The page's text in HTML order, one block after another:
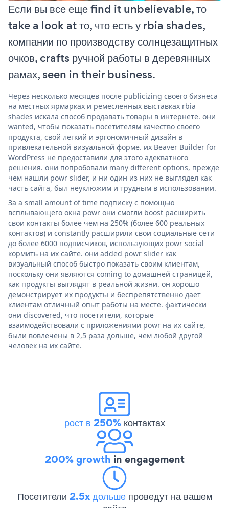
Если вы все еще find it unbelievable, то
take a look at то, что есть у rbia shades,
компании по производству солнцезащитных
очков, crafts ручной работы в деревянных
рамах, seen in their business.
Через несколько месяцев после publicizing своего бизнеса
на местных ярмарках и ремесленных выставках rbia
shades искала способ продавать товары в интернете. они
wanted, чтобы показать посетителям качество своего
продукта, свой легкий и эргономичный дизайн в
привлекательной визуальной форме. их Beaver Builder for
WordPress не предоставили для этого адекватного
решения. они попробовали many different options, прежде
чем нашли powr slider, и ни один из них не выглядел как
часть сайта, был неуклюжим и трудным в использовании.
За a small amount of time подписку с помощью
всплывающего окна powr они смогли boost расширить
свои контакты более чем на 250% (более 600 реальных
контактов) и constantly расширили свои социальные сети
до более 6000 подписчиков, использующих powr social
кормить на их сайте. они added powr slider как
визуальный способ быстро показать своим клиентам,
поскольку они являются coming to домашней страницей,
как продукты выглядят в реальной жизни. он хорошо
демонстрирует их продукты и беспрепятственно дает
клиентам отличный опыт работы на месте. фактически
они discovered, что посетители, которые
взаимодействовали с приложениями powr на их сайте,
были вовлечены в 2,5 раза дольше, чем любой другой
человек на их сайте.
рост в 250%контактах
200% growth in engagement
Посетители 2.5x дольше проведут на вашем